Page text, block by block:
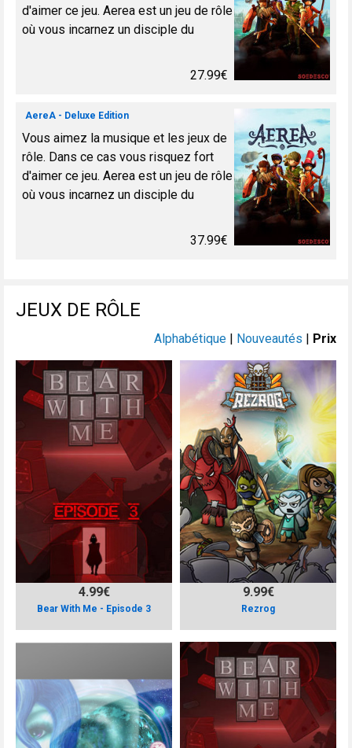
d'aimer ce jeu. Aerea est un jeu de rôle
où vous incarnez un disciple du
Jacques, Wolff, Jules ou bien Claude.
27.99€
AereA - Deluxe Edition
Vous aimez la musique et les jeux de
rôle. Dans ce cas vous risquez fort
d'aimer ce jeu. Aerea est un jeu de rôle
où vous incarnez un disciple du
Jacques, Wolff, Jules ou bien Claude.
37.99€
JEUX DE RÔLE
Alphabétique | Nouveautés | Prix
Bear With Me - Episode 3
4.99€
Rezrog
9.99€